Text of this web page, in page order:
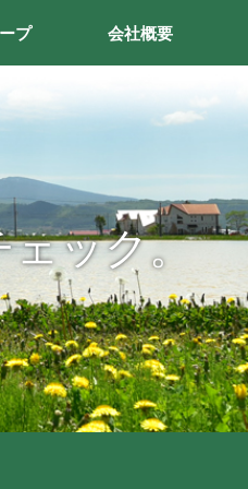
プ 会社概要
ェック。